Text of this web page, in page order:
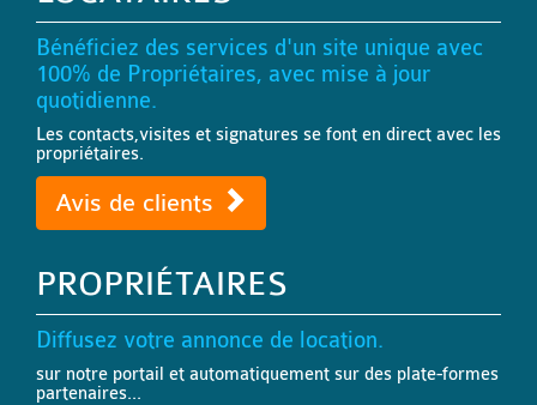
Bénéficiez des services d'un site unique avec
100% de Propriétaires, avec mise à jour
quotidienne.
Les contacts,visites et signatures se font en direct avec les
propriétaires.
Avis de clients
PROPRIÉTAIRES
Diffusez votre annonce de location.
sur notre portail et automatiquement sur des plate-formes
partenaires...